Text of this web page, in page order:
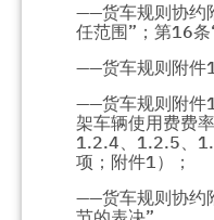
——货车规则协约
任范围”；第16条
——货车规则附件
——货车规则附件
架车辆使用费费
1.2.4、1.2.5、
项；附件1）；
——货车规则协约